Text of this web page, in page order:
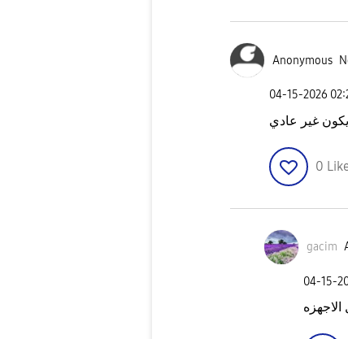
Anonymous
‎04-15-2026
غير عادي
0
gacim
‎04-15-